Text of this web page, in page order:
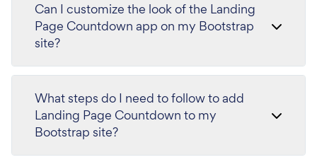
Can I customize the look of the Landing
Page Countdown app on my Bootstrap
site?
What steps do I need to follow to add
Landing Page Countdown to my
Bootstrap site?